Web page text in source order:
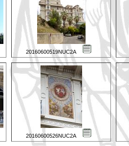
20160600519NUC2A
20160600526NUC2A